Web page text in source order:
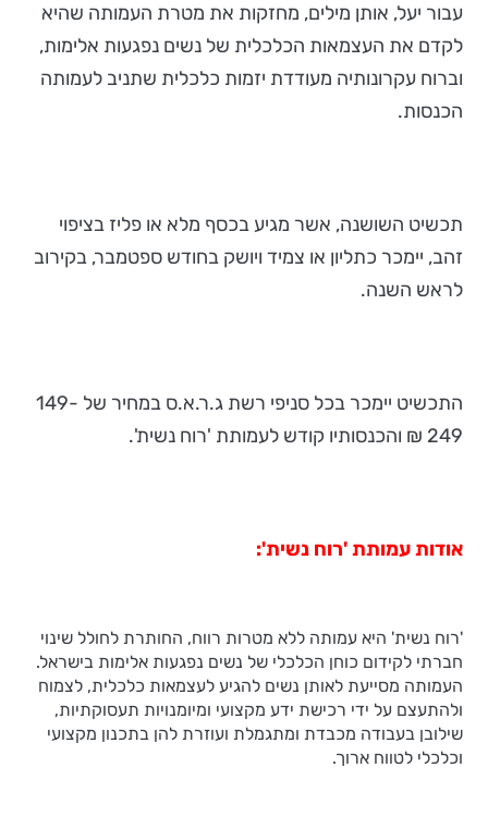
עבור יעל, אותן מילים, מחזקות את מטרת העמותה שהיא
לקדם את העצמאות הכלכלית של נשים נפגעות אלימות,
וברוח עקרונותיה מעודדת יזמות כלכלית שתניב לעמותה
הכנסות.
תכשיט השושנה, אשר מגיע בכסף מלא או פליז בציפוי
זהב, יימכר כתליון או צמיד ויושק בחודש ספטמבר, בקירוב
לראש השנה.
התכשיט יימכר בכל סניפי רשת ג.ר.א.ס במחיר של 149-
249 ₪ והכנסותיו קודש לעמותת 'רוח נשית'.
אודותעמותת'רוח נשית':
'רוח נשית' היא עמותה ללא מטרות רווח, החותרת לחולל שינוי
חברתי לקידום כוחן הכלכלי של נשים נפגעות אלימות בישראל.
העמותה מסייעת לאותן נשים להגיע לעצמאות כלכלית, לצמוח
ולהתעצם על ידי רכישת ידע מקצועי ומיומנויות תעסוקתיות,
שילובן בעבודה מכבדת ומתגמלת ועוזרת להן בתכנון מקצועי
וכלכלי לטווח ארוך.